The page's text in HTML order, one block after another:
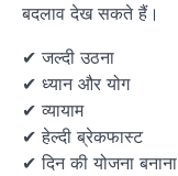
बदलाव देख सकते हैं।
✔ जल्दी उठना
✔ ध्यान और योग
✔ व्यायाम
✔ हेल्दी ब्रेकफास्ट
✔ दिन की योजना बनाना